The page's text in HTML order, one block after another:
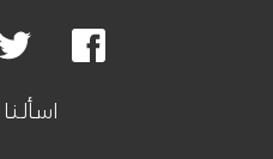
Facebook
اسألنا